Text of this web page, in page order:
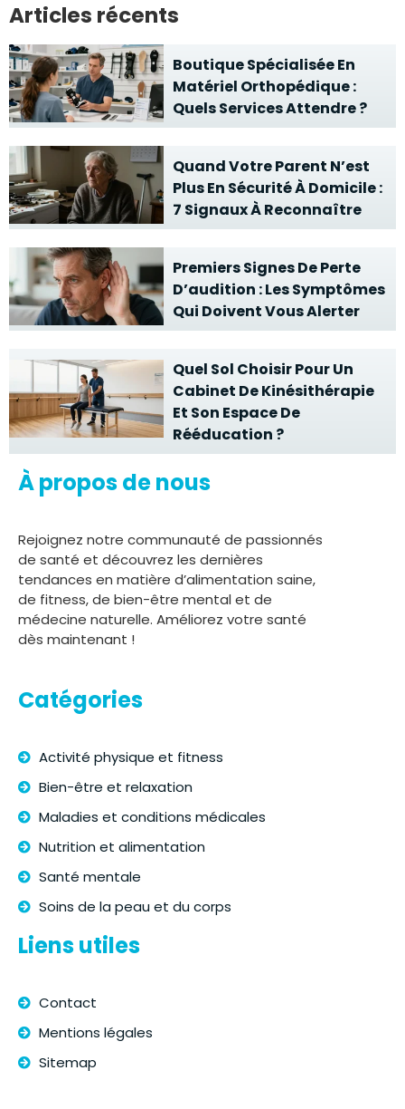
Articles récents
Boutique Spécialisée En
Matériel Orthopédique :
Quels Services Attendre ?
Quand Votre Parent N’est
Plus En Sécurité À Domicile :
7 Signaux À Reconnaître
Premiers Signes De Perte
D’audition : Les Symptômes
Qui Doivent Vous Alerter
Quel Sol Choisir Pour Un
Cabinet De Kinésithérapie
Et Son Espace De
Rééducation ?
À propos de nous
Rejoignez notre communauté de passionnés
de santé et découvrez les dernières
tendances en matière d’alimentation saine,
de fitness, de bien-être mental et de
médecine naturelle. Améliorez votre santé
dès maintenant !
Catégories
Activité physique et fitness
Bien-être et relaxation
Maladies et conditions médicales
Nutrition et alimentation
Santé mentale
Soins de la peau et du corps
Liens utiles
Contact
Mentions légales
Sitemap